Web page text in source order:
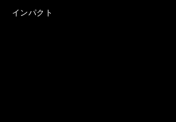
インパクト